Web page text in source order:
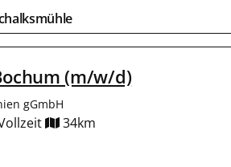
(m/w/d)
gGmbH
34km